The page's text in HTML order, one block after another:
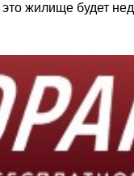
жилище будет